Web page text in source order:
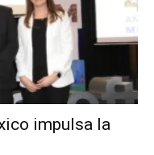
impulsa la